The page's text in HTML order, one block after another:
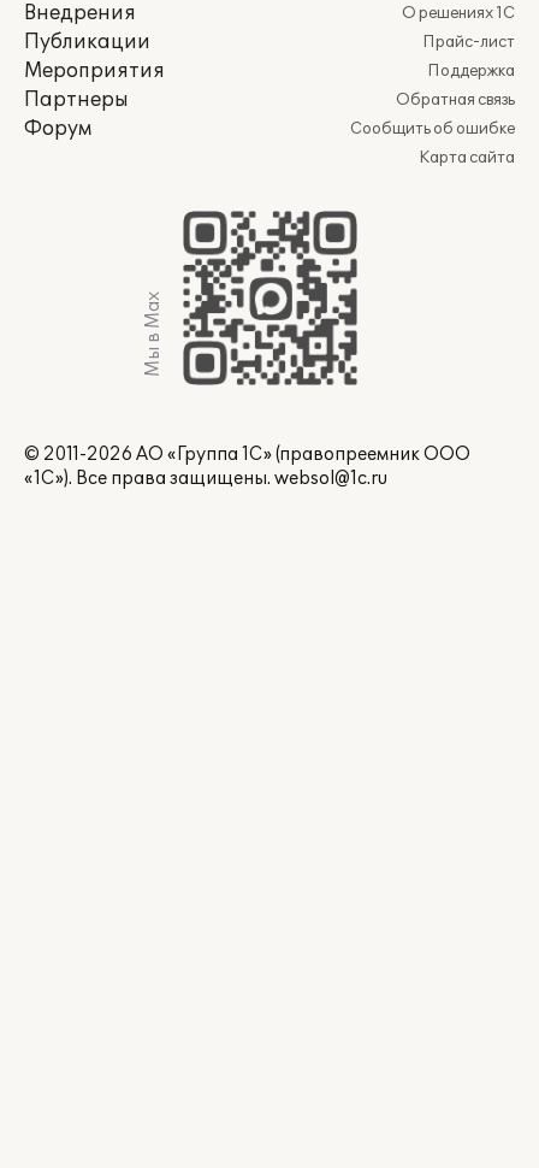
Внедрения
Публикации
Мероприятия
Партнеры
Форум
О решениях 1С
Прайс-лист
Поддержка
Обратная связь
Сообщить об ошибке
Карта сайта
Мы в Max
© 2011-2026 АО «Группа 1С» (правопреемник ООО
«1С»). Все права защищены. websol@1c.ru